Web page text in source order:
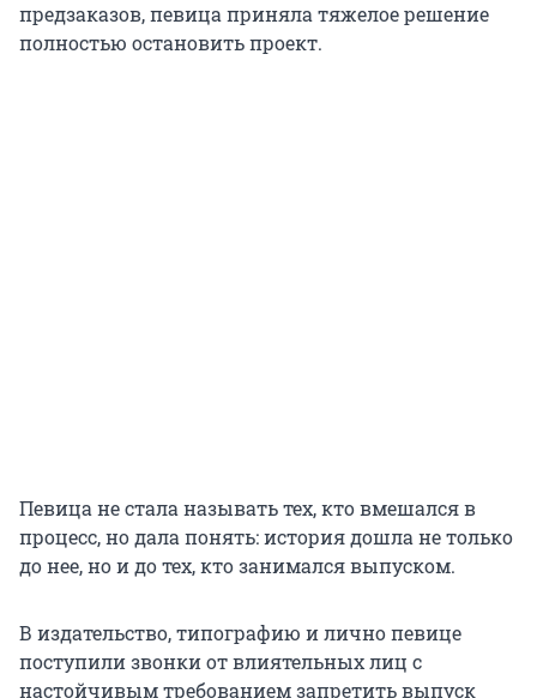
предзаказов, певица приняла тяжелое решение
полностью остановить проект.
Певица не стала называть тех, кто вмешался в
процесс, но дала понять: история дошла не только
до нее, но и до тех, кто занимался выпуском.
В издательство, типографию и лично певице
поступили звонки от влиятельных лиц с
настойчивым требованием запретить выпуск